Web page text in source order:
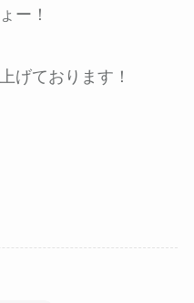
ー！
げております！